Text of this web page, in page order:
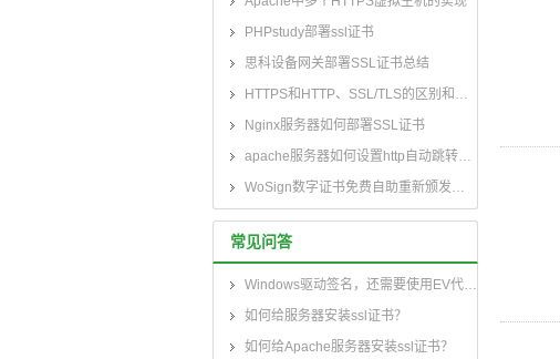
PHPstudy部署ssl证书
思科设备网关部署SSL证书总结
HTTPS和HTTP、SSL/TLS的区别和联系
Nginx服务器如何部署SSL证书
apache服务器如何设置http自动跳转到https
WoSign数字证书免费自助重新颁发指南和自助续费指南
常见问答
Windows驱动签名，还需要使用EV代码签名证书吗？
如何给服务器安装ssl证书？
如何给Apache服务器安装ssl证书？